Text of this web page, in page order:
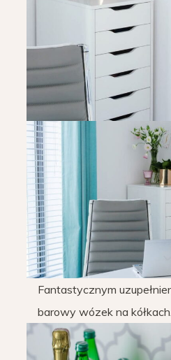
Fantastycznym
barowy wózek na kółkach.